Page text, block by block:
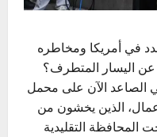
في أمريكا ومخاطره
عن اليسار المتطرف؟
الصاعد الآن على محمل
الذين يخشون من
المحافظة التقليدية